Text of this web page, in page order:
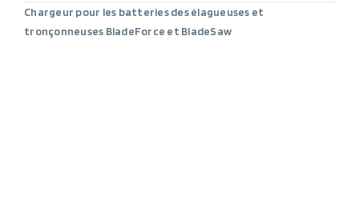
Chargeur pour les batteries des élagueuses et
tronçonneuses BladeForce et BladeSaw